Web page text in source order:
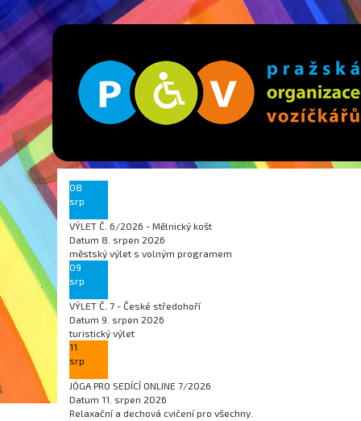
08
srp
VÝLET Č. 6/2026 - Mělnický košt
Datum 8. srpen 2026
městský výlet s volným programem
09
srp
VÝLET Č. 7 - České středohoří
Datum 9. srpen 2026
turistický výlet
11
srp
JÓGA PRO SEDÍCÍ ONLINE 7/2026
Datum 11. srpen 2026
Relaxační a dechová cvičení pro všechny.